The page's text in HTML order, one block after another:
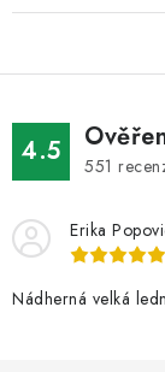
4.5 551
Erika
Nádherná velká